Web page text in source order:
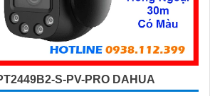
S-PV-PRO DAHUA